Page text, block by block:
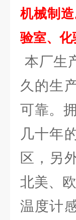
机械制
验室、化
本厂生
久的生
可靠。
几十年
区，另
北美、
温度计